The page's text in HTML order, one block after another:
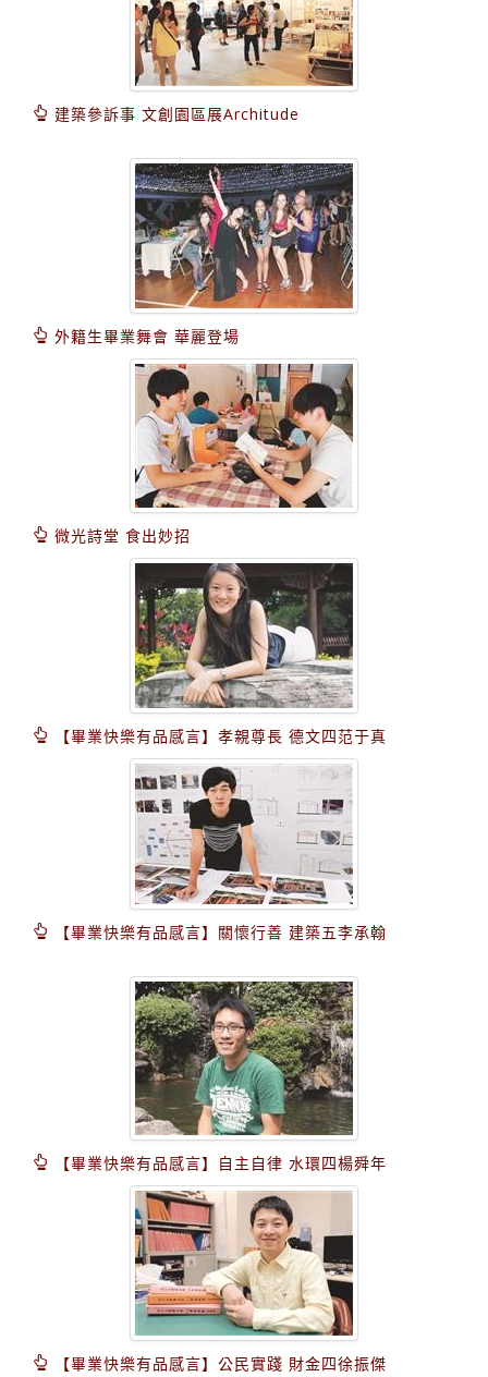
建築參訴事 文創園區展Architude
外籍生畢業舞會 華麗登場
微光詩堂 食出妙招
【畢業快樂有品感言】孝親尊長 德文四范于真
【畢業快樂有品感言】關懷行善 建築五李承翰
【畢業快樂有品感言】自主自律 水環四楊舜年
【畢業快樂有品感言】公民實踐 財金四徐振傑